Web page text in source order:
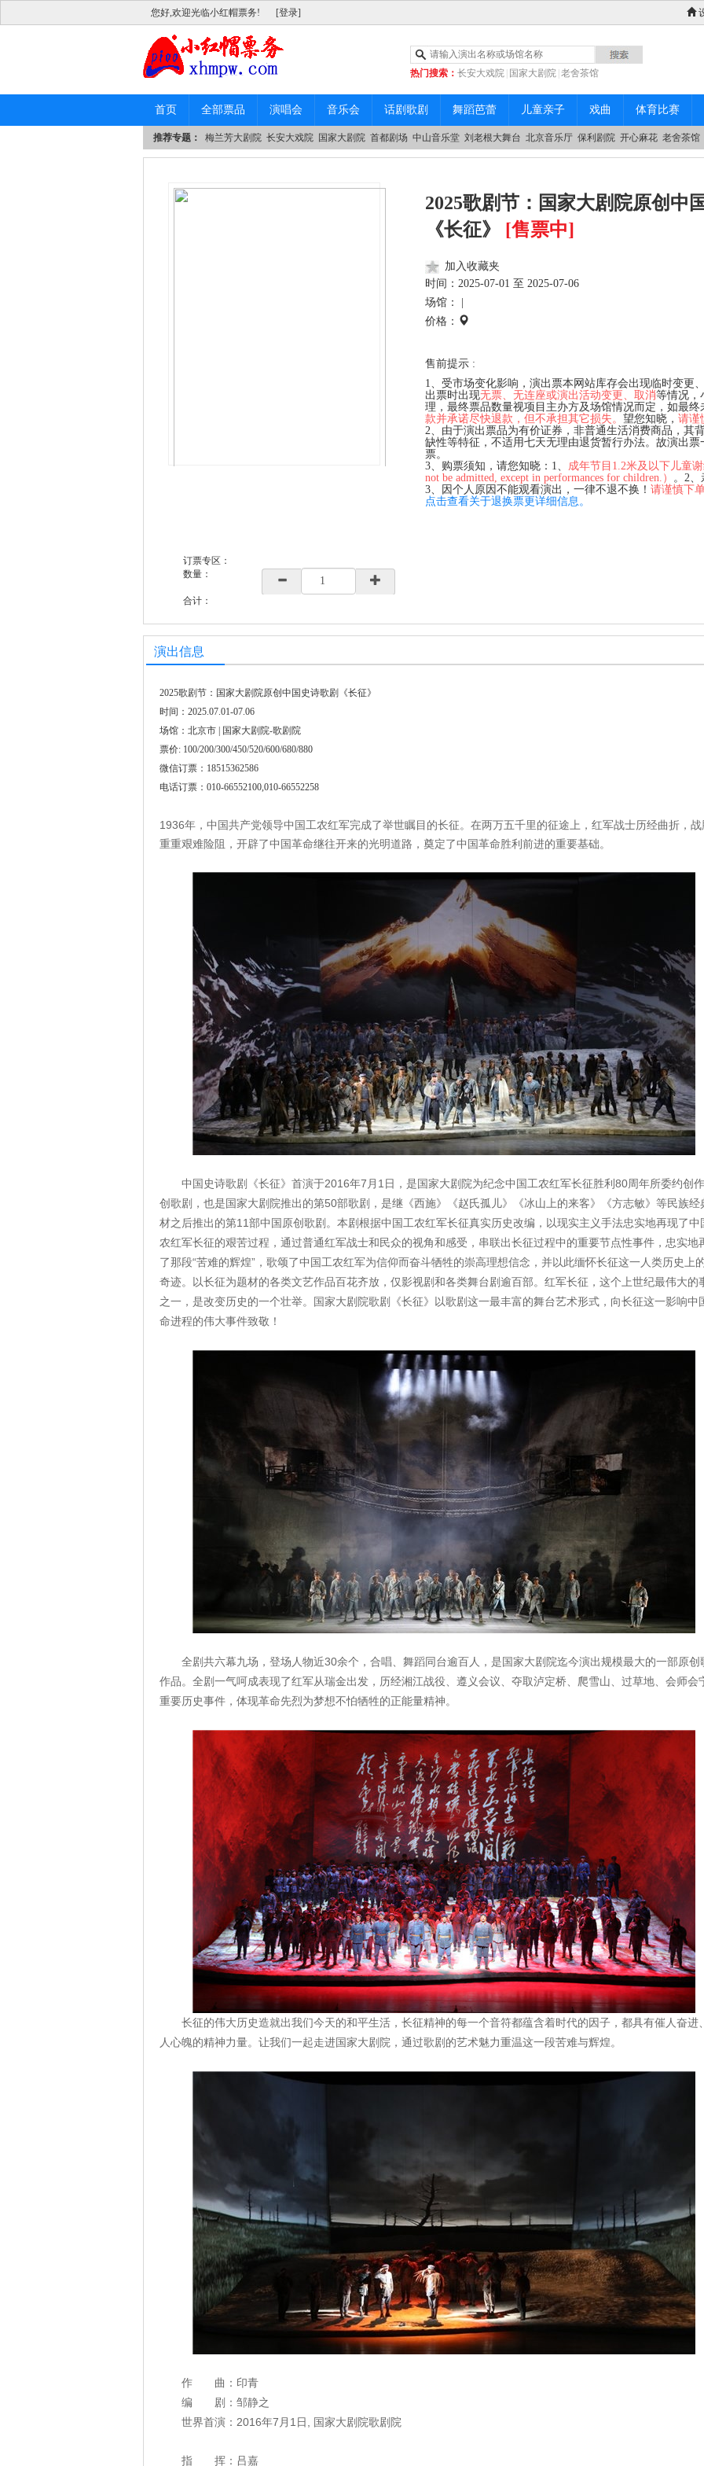
您好,欢迎光临小红帽票务! [登录]
热门搜索： 长安大戏院 国家大剧院 老舍茶馆
|中山音乐堂
首页 全部票品 演唱会 音乐会 话剧歌剧 舞蹈芭蕾 儿童亲子 戏曲 体育比赛
推荐专题： 梅兰芳大剧院 长安大戏院 国家大剧院 首都剧场 中山音乐堂 刘老根大舞台 北京音乐厅 保利剧院 开心麻花 老舍茶馆
2025歌剧节：国家大剧院原创中
《长征》 [售票中]
加入收藏夹
时间： 2025-07-01 至 2025-07-06
场馆： |
价格：
售前提示 :
1、受市场变化影响，演出票本网站库存会出现临时变更
出票时出现无票、无连座或演出活动变更、取消等情况，
理，最终票品数量视项目主办方及场馆情况而定，如最
款并承诺尽快退款，但不承担其它损失。 望您知晓， 请谨
2、由于演出票品为有价证券，非普通生活消费商品，其
缺性等特征，不适用七天无理由退货暂行办法。故演出
票。
3、购票须知，请您知晓：1、 成年节目1.2米及以下儿童
not be admitted, except in performances for children.） 。2
3、因个人原因不能观看演出，一律不退不换！ 请谨慎下
点击查看关于退换票更详细信息。
订票专区：
数量：
合计：
演出信息
2025歌剧节：国家大剧院原创中国史诗歌剧《长征》
时间：2025.07.01-07.06
场馆：北京市 | 国家大剧院-歌剧院
票价: 100/200/300/450/520/600/680/880
微信订票：18515362586
电话订票：010-66552100,010-66552258
1936年，中国共产党领导中国工农红军完成了举世瞩目的长征。在两万五千里的征途上，红军战士历经曲折，战
重重艰难险阻，开辟了中国革命继往开来的光明道路，奠定了中国革命胜利前进的重要基础。
中国史诗歌剧《长征》首演于2016年7月1日，是国家大剧院为纪念中国工农红军长征胜利80周年所委约创
创歌剧，也是国家大剧院推出的第50部歌剧，是继《西施》《赵氏孤儿》《冰山上的来客》《方志敏》等民族经
材之后推出的第11部中国原创歌剧。本剧根据中国工农红军长征真实历史改编，以现实主义手法忠实地再现了中
农红军长征的艰苦过程，通过普通红军战士和民众的视角和感受，串联出长征过程中的重要节点性事件，忠实地
了那段“苦难的辉煌”，歌颂了中国工农红军为信仰而奋斗牺牲的崇高理想信念，并以此缅怀长征这一人类历史上
奇迹。以长征为题材的各类文艺作品百花齐放，仅影视剧和各类舞台剧逾百部。红军长征，这个上世纪最伟大的
之一，是改变历史的一个壮举。国家大剧院歌剧《长征》以歌剧这一最丰富的舞台艺术形式，向长征这一影响中
命进程的伟大事件致敬！
全剧共六幕九场，登场人物近30余个，合唱、舞蹈同台逾百人，是国家大剧院迄今演出规模最大的一部原创
作品。全剧一气呵成表现了红军从瑞金出发，历经湘江战役、遵义会议、夺取泸定桥、爬雪山、过草地、会师会
重要历史事件，体现革命先烈为梦想不怕牺牲的正能量精神。
长征的伟大历史造就出我们今天的和平生活，长征精神的每一个音符都蕴含着时代的因子，都具有催人奋进
人心魄的精神力量。让我们一起走进国家大剧院，通过歌剧的艺术魅力重温这一段苦难与辉煌。
作
曲：印青
编
剧：邹静之
世界首演：2016年7月1日, 国家大剧院歌剧院
指 挥：吕嘉